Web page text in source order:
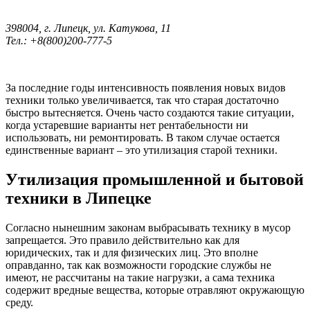
398004, г. Липецк, ул. Катукова, 11
Тел.: +8(800)200-777-5
За последние годы интенсивность появления новых видов
техники только увеличивается, так что старая достаточно
быстро вытесняется. Очень часто создаются такие ситуации,
когда устаревшие варианты нет рентабельности ни
использовать, ни ремонтировать. В таком случае остается
единственные вариант – это утилизация старой техники.
Утилизация промышленной и бытовой
техники в Липецке
Согласно нынешним законам выбрасывать технику в мусор
запрещается. Это правило действительно как для
юридических, так и для физических лиц. Это вполне
оправданно, так как возможности городские службы не
имеют, не рассчитаны на такие нагрузки, а сама техника
содержит вредные вещества, которые отравляют окружающую
среду.